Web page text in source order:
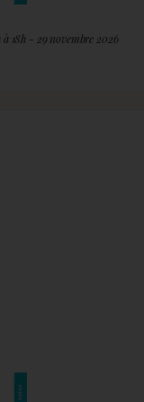
18h - 29 novembre 2026